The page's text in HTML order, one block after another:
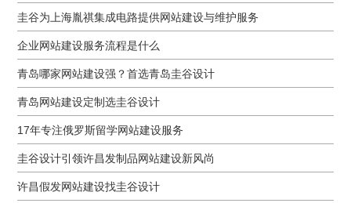
圭谷为上海胤祺集成电路提供网站建设与维护服务
企业网站建设服务流程是什么
青岛哪家网站建设强？首选青岛圭谷设计
青岛网站建设定制选圭谷设计
17年专注俄罗斯留学网站建设服务
圭谷设计引领许昌发制品网站建设新风尚
许昌假发网站建设找圭谷设计